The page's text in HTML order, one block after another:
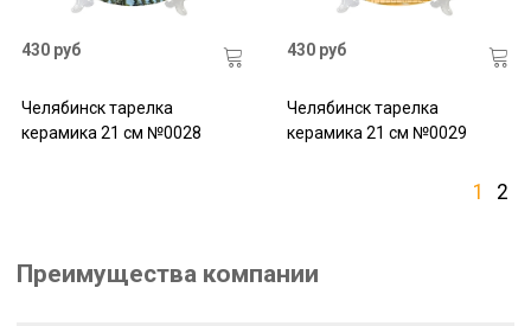
430 руб
Челябинск тарелка
керамика 21 см №0028
430 руб
Челябинск тарелка
керамика 21 см №0029
1 2
Преимущества компании